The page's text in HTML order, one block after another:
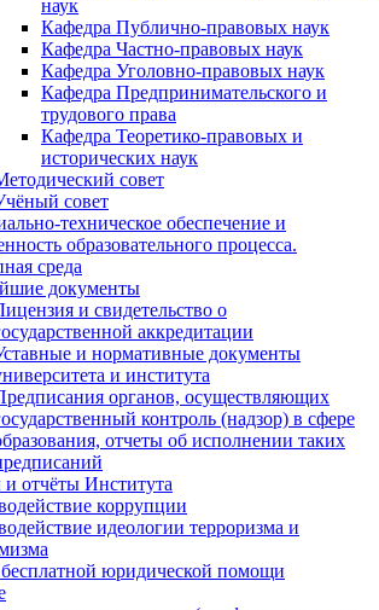
наук
Кафедра Публично-правовых наук
Кафедра Частно-правовых наук
Кафедра Уголовно-правовых наук
Кафедра Предпринимательского и
трудового права
Кафедра Теоретико-правовых и
исторических наук
совет
совет
техническое обеспечение и
образовательного процесса.
среда
документы
и свидетельство о
аккредитации
и нормативные документы
и института
органов, осуществляющих
контроль (надзор) в сфере
отчеты об исполнении таких
отчёты Института
коррупции
идеологии терроризма и
юридической помощи